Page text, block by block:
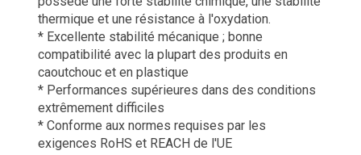
thermique et une résistance à l'oxydation.
* Excellente stabilité mécanique ; bonne
compatibilité avec la plupart des produits en
caoutchouc et en plastique
* Performances supérieures dans des conditions
extrêmement difficiles
* Conforme aux normes requises par les
exigences RoHS et REACH de l'UE